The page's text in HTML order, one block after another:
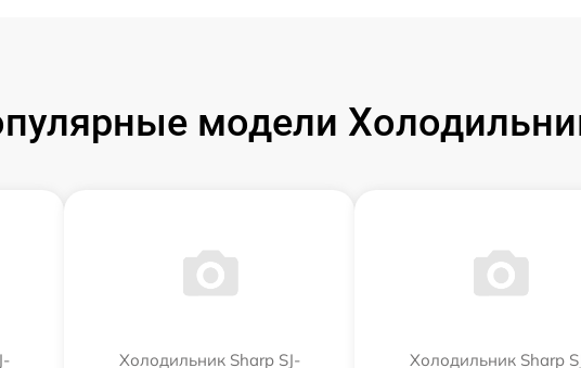
модели
Холодильник Sharp SJ-
Холодильник Sharp